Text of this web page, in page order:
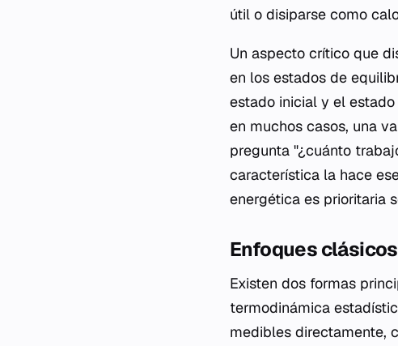
útil o disiparse como
Un aspecto crítico que
en los estados de
estado inicial y el
en muchos casos, una
pregunta "¿cuánto
característica la hace
energética es prioritaria
Enfoques
Existen dos formas
termodinámica
medibles directamente,